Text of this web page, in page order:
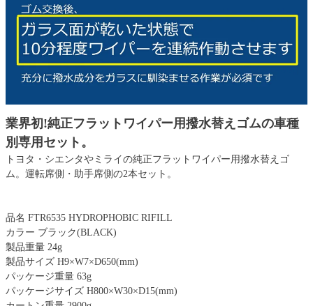
業界初!純正フラットワイパー用撥水替えゴムの車種
別専用セット。
トヨタ・シエンタやミライの純正フラットワイパー用撥水替えゴ
ム。運転席側・助手席側の2本セット。
品名 FTR6535 HYDROPHOBIC RIFILL
カラー ブラック(BLACK)
製品重量 24g
製品サイズ H9×W7×D650(mm)
パッケージ重量 63g
パッケージサイズ H800×W30×D15(mm)